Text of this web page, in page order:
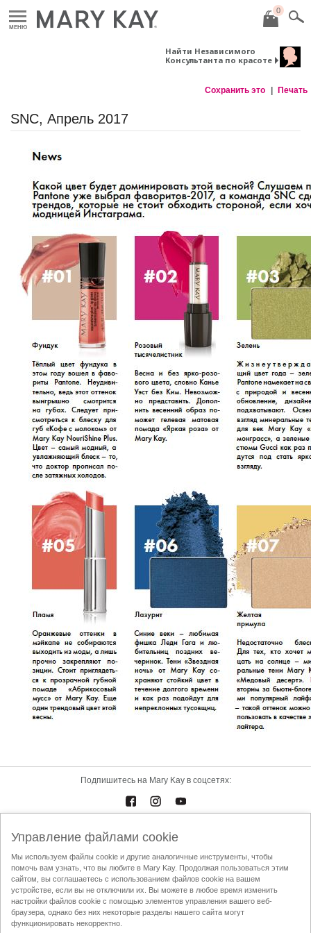
МЕНЮ
0
Найти Независимого
Консультанта по красоте
Сохранить это Печать
SNC, Апрель 2017
Подпишитесь на Mary Kay в соцсетях:
Каталоги Контакты
Условия использования Доставка и оплата
Mary Kay InTouch
Политика конфиденциальности
Найти Независимого Консультанта по красоте
Кодекс этики АППК
Управление файлами cookie
Мы используем файлы cookie и другие аналогичные инструменты, чтобы
помочь вам узнать, что вы любите в Mary Kay. Продолжая пользоваться этим
сайтом, вы соглашаетесь с использованием файлов cookie на вашем
устройстве, если вы не отключили их. Вы можете в любое время изменить
настройки файлов cookie с помощью элементов управления вашего веб-
браузера, однако без них некоторые разделы нашего сайта могут
функционировать некорректно.